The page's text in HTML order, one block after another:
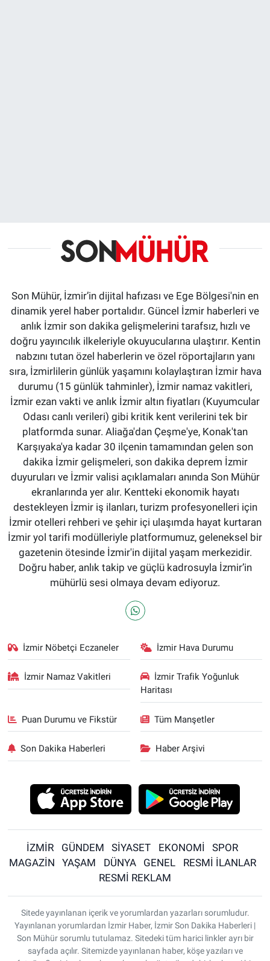
Son Mühür, İzmir’in dijital hafızası ve Ege Bölgesi'nin en
dinamik yerel haber portalıdır. Güncel İzmir haberleri ve
anlık İzmir son dakika gelişmelerini tarafsız, hızlı ve
doğru yayıncılık ilkeleriyle okuyucularına ulaştırır. Kentin
nabzını tutan özel haberlerin ve özel röportajların yanı
sıra, İzmirlilerin günlük yaşamını kolaylaştıran İzmir hava
durumu (15 günlük tahminler), İzmir namaz vakitleri,
İzmir ezan vakti ve anlık İzmir altın fiyatları (Kuyumcular
Odası canlı verileri) gibi kritik kent verilerini tek bir
platformda sunar. Aliağa'dan Çeşme'ye, Konak'tan
Karşıyaka'ya kadar 30 ilçenin tamamından gelen son
dakika İzmir gelişmeleri, son dakika deprem İzmir
duyuruları ve İzmir valisi açıklamaları anında Son Mühür
ekranlarında yer alır. Kentteki ekonomik hayatı
destekleyen İzmir iş ilanları, turizm profesyonelleri için
İzmir otelleri rehberi ve şehir içi ulaşımda hayat kurtaran
İzmir yol tarifi modülleriyle platformumuz, geleneksel bir
gazetenin ötesinde İzmir'in dijital yaşam merkezidir.
Doğru haber, anlık takip ve güçlü kadrosuyla İzmir’in
mühürlü sesi olmaya devam ediyoruz.
İzmir Nöbetçi Eczaneler İzmir Hava Durumu
İzmir Namaz Vakitleri
İzmir Trafik Yoğunluk
Haritası
Puan Durumu ve Fikstür Tüm Manşetler
Son Dakika Haberleri Haber Arşivi
İZMİR GÜNDEM SİYASET EKONOMİ
SPOR
MAGAZİN
YAŞAM DÜNYA GENEL
RESMİ İLANLAR
RESMİ REKLAM
Sitede yayınlanan içerik ve yorumlardan yazarları sorumludur.
Yayınlanan yorumlardan İzmir Haber, İzmir Son Dakika Haberleri |
Son Mühür sorumlu tutulamaz. Sitedeki tüm harici linkler ayrı bir
sayfada açılır. Sitemizde yayınlanan haber, köşe yazıları ve